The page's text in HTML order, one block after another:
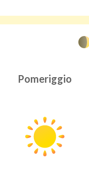
Pomeriggio